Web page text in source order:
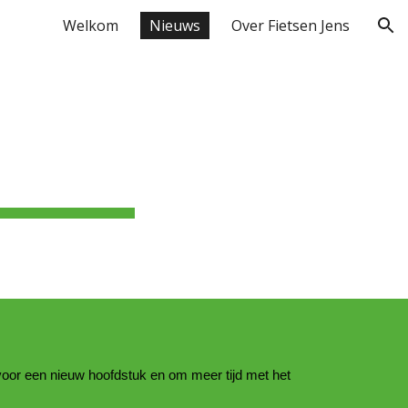
Welkom Nieuws Over Fietsen Jens
een nieuw hoofdstuk en om meer tijd met het